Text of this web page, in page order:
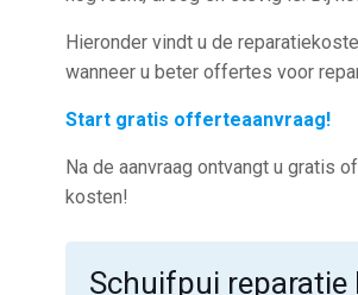
Hieronder vindt u de
wanneer u beter offertes voor
Start gratis offerteaanvraag!
Na de aanvraag ontvangt u gratis
kosten!
Schuifpui